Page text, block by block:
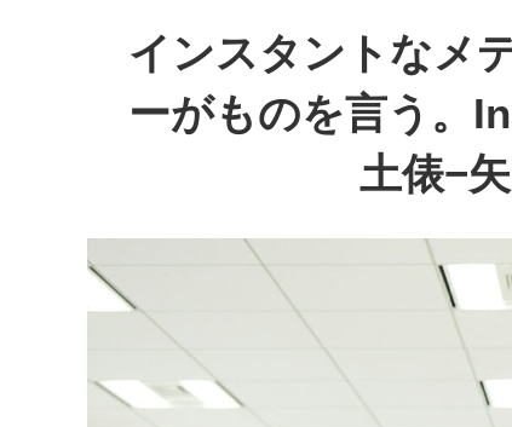
インスタントなメ
ーがものを言う。
土俵−